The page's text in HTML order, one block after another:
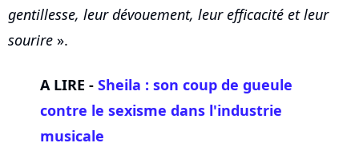
gentillesse, leur dévouement, leur efficacité et leur
sourire ».
A LIRE - Sheila : son coup de gueule
contre le sexisme dans l'industrie
musicale